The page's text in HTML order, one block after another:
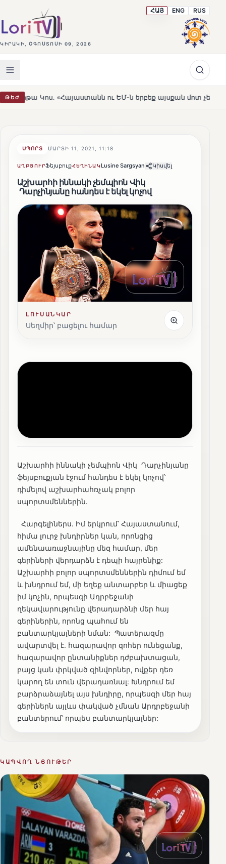
ԿԻՐԱԿԻ, ՕԳՈՍՏՈՍԻ 09, 2026
ՀԱՅ ENG RUS
ԹԵԺ
«Հայաստանն ու ԵՄ-ն երբեք այսքան մոտ չեն եղել» HOT
ՍՊՈՐՏ ՄԱՐՏԻ 11, 2021, 11:18
ԱՂԲՅՈՒՐՖեյսբուքՀԵՂԻՆԱԿLusine Sargsyan Կիսվել
Աշխարհի իննակի չեմպիոն Վիկ
Դարչինյանը հանդես է եկել կոչով
ԼՈՒՍԱՆԿԱՐ
Սեղմիր՝ բացելու համար
Աշխարհի իննակի չեմպիոն Վիկ Դարչինյանը
ֆեյսբուքյան էջում հանդես է եկել կոչով՝
դիմելով աշխարհահռչակ բոլոր
սպորտսմեններին.
Հարգելիներս. Իմ երկրում՝ Հայաստանում,
հիմա լուրջ խնդիրներ կան, որոնցից
ամենաառաջնայինը մեզ համար, մեր
գերիների վերդարձն է դեպի հայրենիք:
Աշխարհի բոլոր սպորտսմեններին դիմում եմ
և խնդրում եմ, մի եղեք անտարբեր և միացեք
իմ կոչին, որպեսզի Ադրբեջանի
ղեկավարությունը վերադարձնի մեր հայ
գերիներին, որոնց պահում են
բանտարկյալների նման: Պատերազմը
ավարտվել է. հազարավոր զոհեր ունեցանք,
հազարավոր ընտանիքներ դժբախտացան,
բայց կան փրկված զինվորներ, ովքեր դեռ
կարող են տուն վերադառնալ: Խնդրում եմ
բարձրաձայնել այս խնդիրը, որպեսզի մեր հայ
գերիներն այլևս փակված չմնան Արդրբեջանի
բանտերում՝ որպես բանտարկյալներ:
ԿԱՊՎՈՂ ՆՅՈՒԹԵՐ